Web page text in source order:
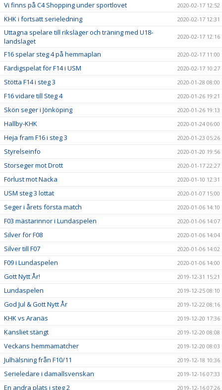
Vi finns på C4 Shopping under sportlovet 2020-02-17 12:52
KHK i fortsatt serieledning 2020-02-17 12:31
Uttagna spelare till riksläger och träning med U18-
landslaget
2020-02-17 12:16
F16 spelar steg 4 på hemmaplan 2020-02-17 11:00
Färdigspelat för F14 i USM 2020-02-17 10:27
Stötta F14 i steg 3 2020-01-28 08:00
F16 vidare till Steg 4 2020-01-26 19:21
Skön seger i Jönköping 2020-01-26 19:13
Hallby-KHK 2020-01-24 06:00
Heja fram F16 i steg 3 2020-01-23 05:26
Styrelseinfo 2020-01-20 19:56
Storseger mot Drott 2020-01-17 22:27
Förlust mot Nacka 2020-01-10 12:31
USM steg 3 lottat 2020-01-07 15:00
Seger i årets första match 2020-01-06 14:10
F03 mästarinnor i Lundaspelen 2020-01-06 14:07
Silver för F08 2020-01-06 14:04
Silver till F07 2020-01-06 14:02
F09 i Lundaspelen 2020-01-06 14:00
Gott Nytt År! 2019-12-31 15:21
Lundaspelen 2019-12-25 08:10
God Jul & Gott Nytt År 2019-12-22 08:16
KHK vs Aranäs 2019-12-20 17:36
Kansliet stängt 2019-12-20 08:08
Veckans hemmamatcher 2019-12-20 08:03
Julhälsning från F10/11 2019-12-18 10:36
Serieledare i damallsvenskan 2019-12-16 07:33
En andra plats i steg 2 2019-12-16 07:26